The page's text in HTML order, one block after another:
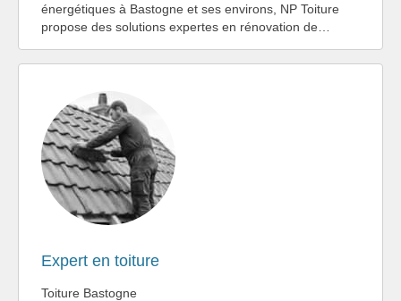
énergétiques à Bastogne et ses environs, NP Toiture
propose des solutions expertes en rénovation de…
Expert en toiture
Toiture Bastogne